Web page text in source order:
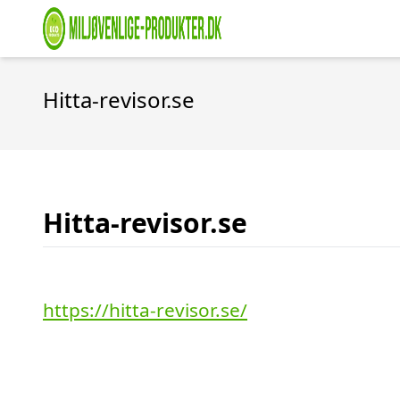
Hitta-revisor.se
Hitta-revisor.se
https://hitta-revisor.se/